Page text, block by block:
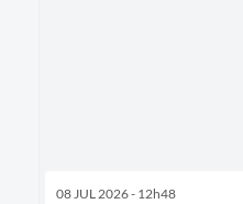
08 JUL 2026 - 12h48